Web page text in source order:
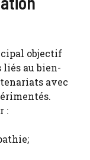
objectif
liés au bien-
avec
: